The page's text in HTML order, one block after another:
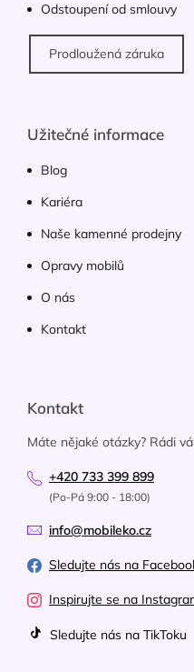
Odstoupení od smlouvy
Prodloužená záruka
Užitečné informace
Blog
Kariéra
Naše kamenné prodejny
Opravy mobilů
O nás
Kontakt
Kontakt
Máte nějaké otázky? Rádi
+420 733 399 899
(Po-Pá 9:00 - 18:00)
info@mobileko.cz
Sledujte nás na
Inspirujte se na
Sledujte nás na TikToku